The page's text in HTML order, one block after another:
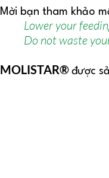
Mời bạn tham khảo
Lower your
Do not waste
MOLISTAR® được